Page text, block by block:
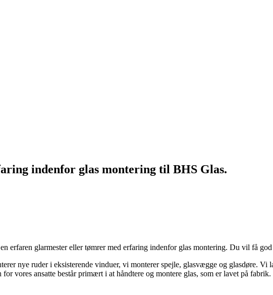
indenfor glas montering til BHS Glas.
erfaren glarmester eller tømrer med erfaring indenfor glas montering. Du vil få
nye ruder i eksisterende vinduer, vi monterer spejle, glasvægge og glasdøre.
vores ansatte består primært i at håndtere og montere glas, som er lavet på